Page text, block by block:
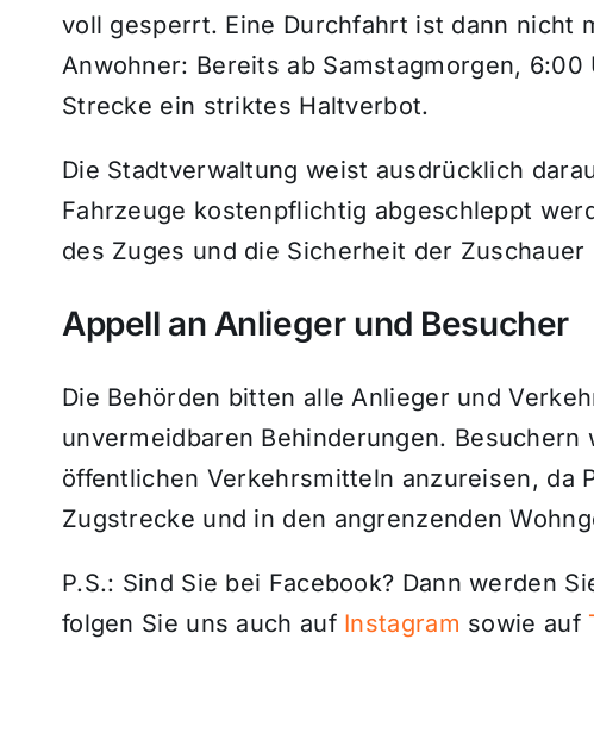
voll gesperrt. Eine Durchfahrt ist dann nicht
Anwohner: Bereits ab Samstagmorgen,
Strecke ein striktes Haltverbot.
Die Stadtverwaltung weist ausdrücklich
Fahrzeuge kostenpflichtig abgeschleppt
des Zuges und die Sicherheit der
Appell an Anlieger und Besucher
Die Behörden bitten alle Anlieger und
unvermeidbaren Behinderungen.
öffentlichen Verkehrsmitteln anzureisen, da
Zugstrecke und in den angrenzenden
P.S.: Sind Sie bei Facebook? Dann werden
folgen Sie uns auch auf Instagram sowie auf